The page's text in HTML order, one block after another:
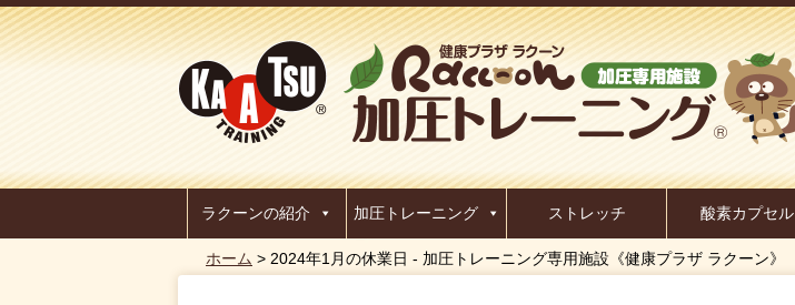
ラクーンの紹介 加圧トレーニング ストレッチ 酸素カプセル
ホーム > 2024年1月の休業日 - 加圧トレーニング専用施設《健康プラザ ラクーン》